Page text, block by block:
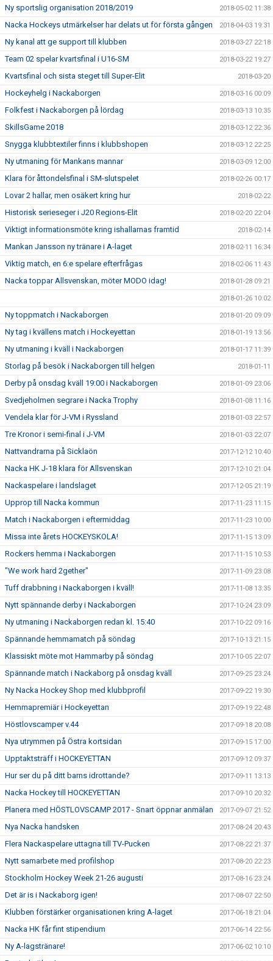
Ny sportslig organisation 2018/2019 2018-05-02 11:38
Nacka Hockeys utmärkelser har delats ut för första gången 2018-04-03 19:31
Ny kanal att ge support till klubben 2018-03-27 22:18
Team 02 spelar kvartsfinal i U16-SM 2018-03-22 19:27
Kvartsfinal och sista steget till Super-Elit 2018-03-20
Hockeyhelg i Nackaborgen 2018-03-16 00:09
Folkfest i Nackaborgen på lördag 2018-03-13 10:35
SkillsGame 2018 2018-03-12 22:36
Snygga klubbtextiler finns i klubbshopen 2018-03-12 22:25
Ny utmaning för Mankans mannar 2018-03-09 12:00
Klara för åttondelsfinal i SM-slutspelet 2018-02-26 00:17
Lovar 2 hallar, men osäkert kring hur 2018-02-22
Historisk serieseger i J20 Regions-Elit 2018-02-20 22:04
Viktigt informationsmöte kring ishallarnas framtid 2018-02-14
Mankan Jansson ny tränare i A-laget 2018-02-11 16:34
Viktig match, en 6:e spelare efterfrågas 2018-02-06 11:43
Nacka toppar Allsvenskan, möter MODO idag! 2018-01-28 09:21
2018-01-26 10:02
Ny toppmatch i Nackaborgen 2018-01-20 09:09
Ny tag i kvällens match i Hockeyettan 2018-01-19 13:56
Ny utmaning i kväll i Nackaborgen 2018-01-17 11:39
Storlag på besök i Nackaborgen till helgen 2018-01-11
Derby på onsdag kväll 19:00 i Nackaborgen 2018-01-09 23:06
Svedjeholmen segrare i Nacka Trophy 2018-01-08 11:16
Vendela klar för J-VM i Ryssland 2018-01-03 22:57
Tre Kronor i semi-final i J-VM 2018-01-03 22:07
Nattvandrarna på Sicklaön 2017-12-12 10:40
Nacka HK J-18 klara för Allsvenskan 2017-12-10 21:04
Nackaspelare i landslaget 2017-12-05 21:19
Upprop till Nacka kommun 2017-11-23 11:15
Match i Nackaborgen i eftermiddag 2017-11-23 10:00
Missa inte årets HOCKEYSKOLA! 2017-11-15 13:09
Rockers hemma i Nackaborgen 2017-11-15 10:53
"We work hard 2gether" 2017-11-09 23:08
Tuff drabbning i Nackaborgen i kväll! 2017-11-08 13:35
Nytt spännande derby i Nackaborgen 2017-10-24 23:09
Ny utmaning i Nackaborgen redan kl. 15:40 2017-10-22 09:16
Spännande hemmamatch på söndag 2017-10-13 21:15
Klassiskt möte mot Hammarby på söndag 2017-10-05 22:07
Spännande match i Nackaborg på onsdag kväll 2017-09-25 23:24
Ny Nacka Hockey Shop med klubbprofil 2017-09-22 19:30
Hemmapremiär i Hockeyettan 2017-09-19 22:48
Höstlovscamper v.44 2017-09-18 20:08
Nya utrymmen på Östra kortsidan 2017-09-15 17:00
Upptaktsträff i HOCKEYETTAN 2017-09-12 09:37
Hur ser du på ditt barns idrottande? 2017-09-11 13:13
Nacka Hockey till HOCKEYETTAN 2017-09-10 20:32
Planera med HÖSTLOVSCAMP 2017 - Snart öppnar anmälan 2017-09-07 21:52
Nya Nacka handsken 2017-08-24 20:43
Flera Nackaspelare uttagna till TV-Pucken 2017-08-22 21:37
Nytt samarbete med profilshop 2017-08-20 22:23
Stockholm Hockey Week 21-26 augusti 2017-08-16 23:24
Det är is i Nackaborg igen! 2017-08-07 22:50
Klubben förstärker organisationen kring A-laget 2017-06-18 21:04
Nacka HK får fint stipendium 2017-06-14 22:56
Ny A-lagstränare! 2017-06-02 10:10